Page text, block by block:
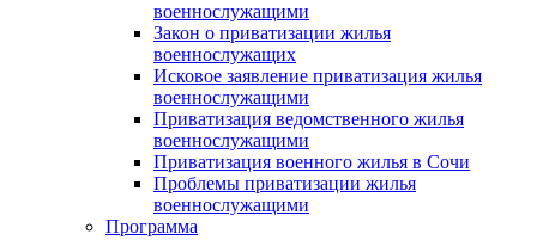
военнослужащими
Закон о приватизации жилья
военнослужащих
Исковое заявление приватизация жилья
военнослужащими
Приватизация ведомственного жилья
военнослужащими
Приватизация военного жилья в Сочи
Проблемы приватизации жилья
военнослужащими
Программа